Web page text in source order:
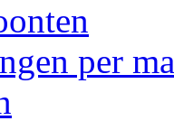
per